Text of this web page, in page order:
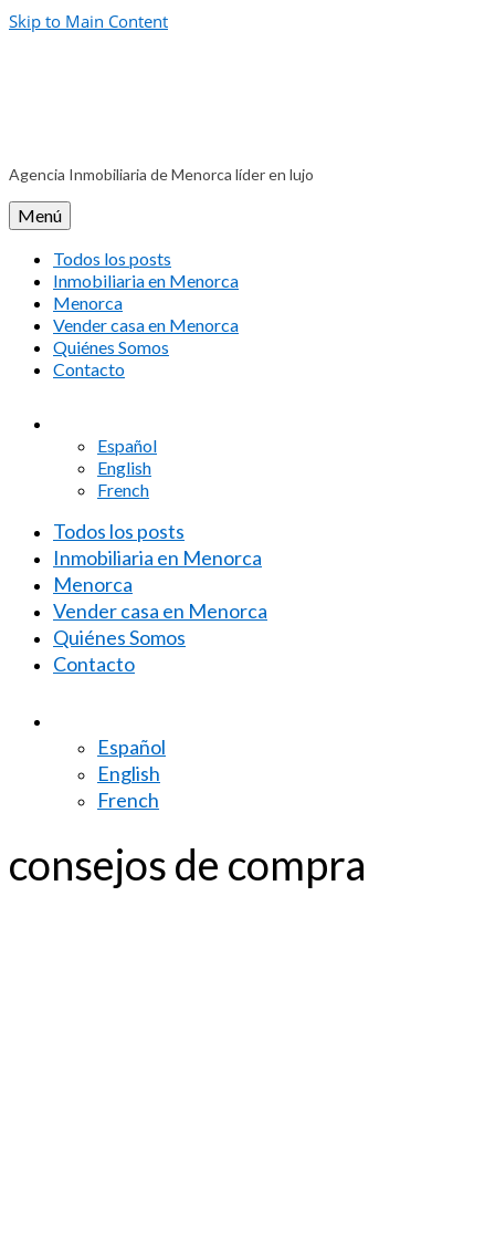
Skip to Main Content
Agencia Inmobiliaria de Menorca líder en lujo
Menú
Todos los posts
Inmobiliaria en Menorca
Menorca
Vender casa en Menorca
Quiénes Somos
Contacto
Español
English
French
Todos los posts
Inmobiliaria en Menorca
Menorca
Vender casa en Menorca
Quiénes Somos
Contacto
Español
English
French
consejos de compra